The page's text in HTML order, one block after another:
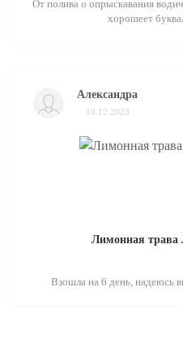
От полива о опрыскавания
хорошеет
Александра
10.12.2023
Лимонная трава
Взошла на 6 день, надеюсь